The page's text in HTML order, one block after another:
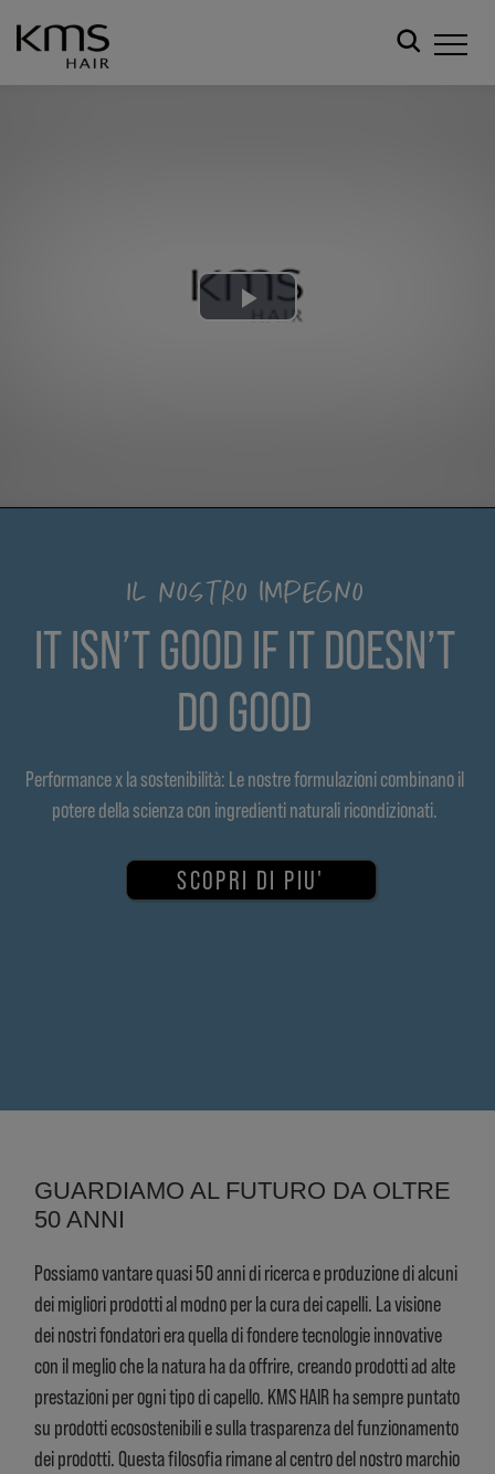
Play
IL NOSTRO IMPEGNO
IT ISN’T GOOD IF IT DOESN’T
DO GOOD
Performance x la sostenibilità: Le nostre formulazioni combinano il
potere della scienza con ingredienti naturali ricondizionati.
SCOPRI DI PIU'
GUARDIAMO AL FUTURO DA OLTRE
50 ANNI
Possiamo vantare quasi 50 anni di ricerca e produzione di alcuni
dei migliori prodotti al modno per la cura dei capelli. La visione
dei nostri fondatori era quella di fondere tecnologie innovative
con il meglio che la natura ha da offrire, creando prodotti ad alte
prestazioni per ogni tipo di capello. KMS HAIR ha sempre puntato
su prodotti ecosostenibili e sulla trasparenza del funzionamento
dei prodotti. Questa filosofia rimane al centro del nostro marchio